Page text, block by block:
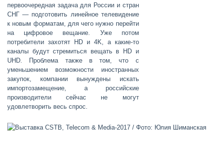
первоочередная задача для России и стран
СНГ — подготовить линейное телевидение
к новым форматам, для чего нужно перейти
на цифровое вещание. Уже потом
потребители захотят HD и 4K, а какие-то
каналы будут стремиться вещать в HD и
UHD. Проблема также в том, что с
уменьшением возможности иностранных
закупок, компании вынуждены искать
импортозамещение, а российские
производители сейчас не могут
удовлетворить весь спрос.